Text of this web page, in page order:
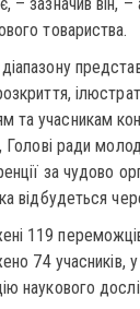
товариства.
та учасникам
ради
за чудово
відбудеться
119
74 учасників, у
наукового